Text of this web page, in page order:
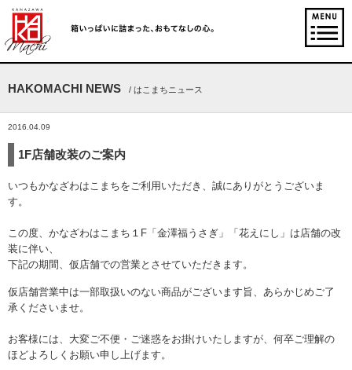
HAKOMACHI NEWS / はこまちニュース
2016.04.09
1F店舗改装のご案内
いつもかなざわはこまちをご利用いただき、誠にありがとうございま
す。
この度、かなざわはこまち１F「金澤福うさぎ」「花えにし」は店舗の改
装に伴い、
下記の期間、仮店舗での営業とさせていただきます。
仮店舗営業中は一部取扱いのない商品がございます旨、あらかじめご了
承くださいませ。
お客様には、大変ご不便・ご迷惑をお掛けいたしますが、何卒ご理解の
ほどよろしくお願い申し上げます。